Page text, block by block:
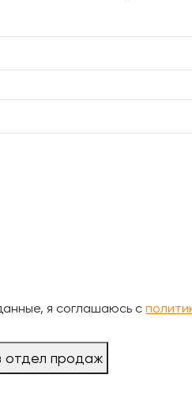
я соглашаюсь с
отдел продаж